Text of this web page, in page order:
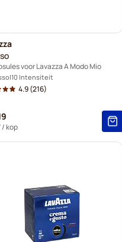
voor Lavazza A Modo Mio
10 Intensiteit
4.9(216)
/ kop